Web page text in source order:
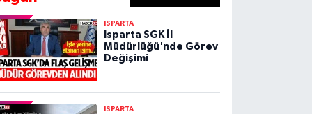
ISPARTA
Isparta SGK İl
Müdürlüğü'nde Görev
Değişimi
ISPARTA